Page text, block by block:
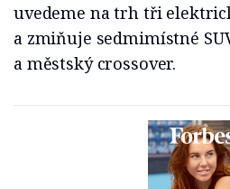
uvedeme na trh tři
a zmiňuje sedmimístné
a městský crossover.